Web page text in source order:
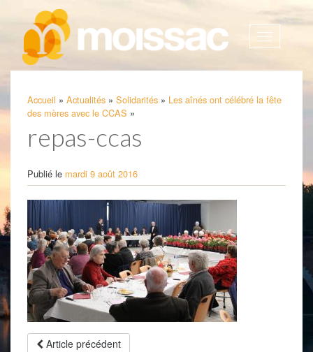
Afficher
Accueil » Actualités » Solidarités » Les aînés ont célébré la fête
des mères avec le CCAS »
repas-ccas
Publié le mardi 9 août 2016
Article précédent